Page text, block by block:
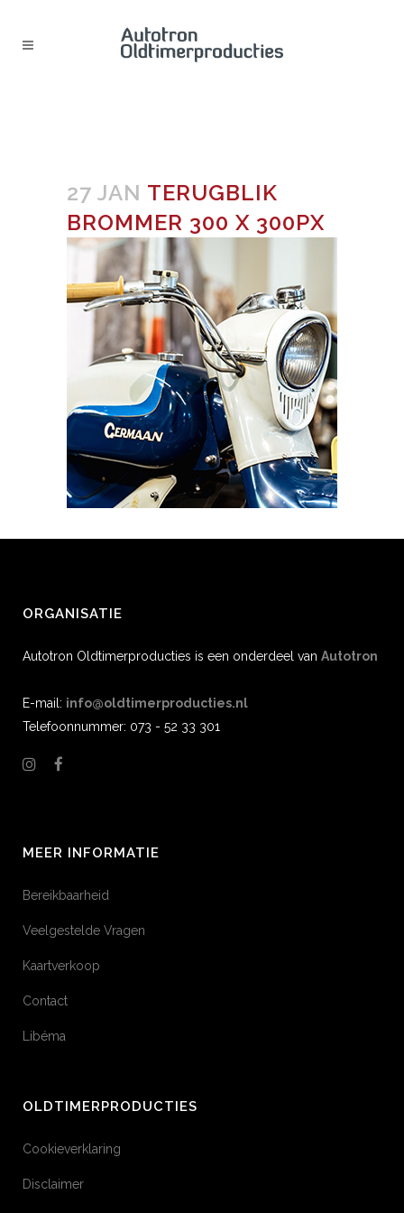
27 JAN TERUGBLIK
BROMMER 300 X 300PX
ORGANISATIE
Autotron Oldtimerproducties is een onderdeel van Autotron
E-mail: info@oldtimerproducties.nl
Telefoonnummer: 073 - 52 33 301
MEER INFORMATIE
Bereikbaarheid
Veelgestelde Vragen
Kaartverkoop
Contact
Libéma
OLDTIMERPRODUCTIES
Cookieverklaring
Disclaimer